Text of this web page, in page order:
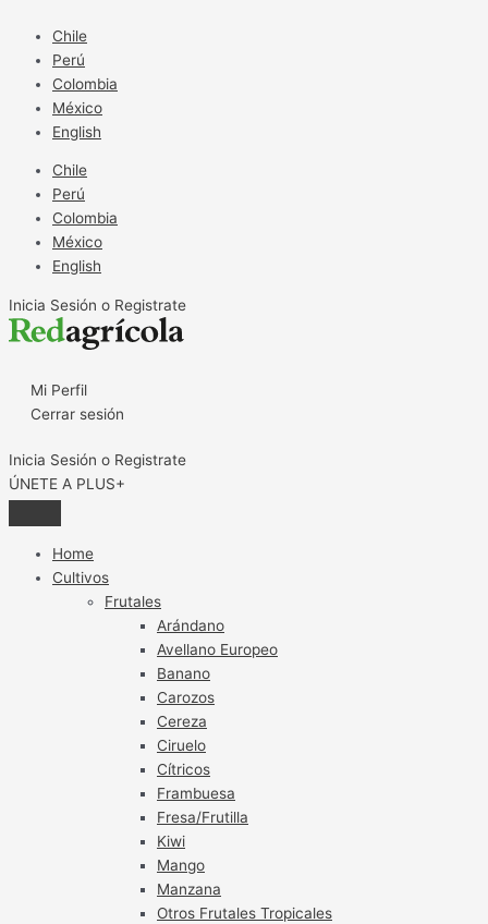
contenido
Chile
Perú
Colombia
México
English
Chile
Perú
Colombia
México
English
Inicia Sesión o Registrate
Mi Perfil
Cerrar sesión
Inicia Sesión o Registrate
ÚNETE A PLUS+
Home
Cultivos
Frutales
Arándano
Avellano Europeo
Banano
Carozos
Cereza
Ciruelo
Cítricos
Frambuesa
Fresa/Frutilla
Kiwi
Mango
Manzana
Otros Frutales Tropicales